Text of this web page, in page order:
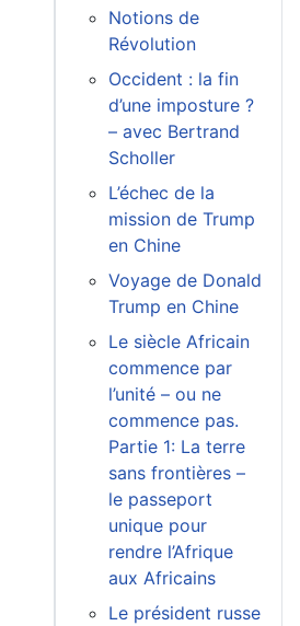
Notions de
Révolution
Occident : la fin
d’une imposture ?
– avec Bertrand
Scholler
L’échec de la
mission de Trump
en Chine
Voyage de Donald
Trump en Chine
Le siècle Africain
commence par
l’unité – ou ne
commence pas.
Partie 1: La terre
sans frontières –
le passeport
unique pour
rendre l’Afrique
aux Africains
Le président russe